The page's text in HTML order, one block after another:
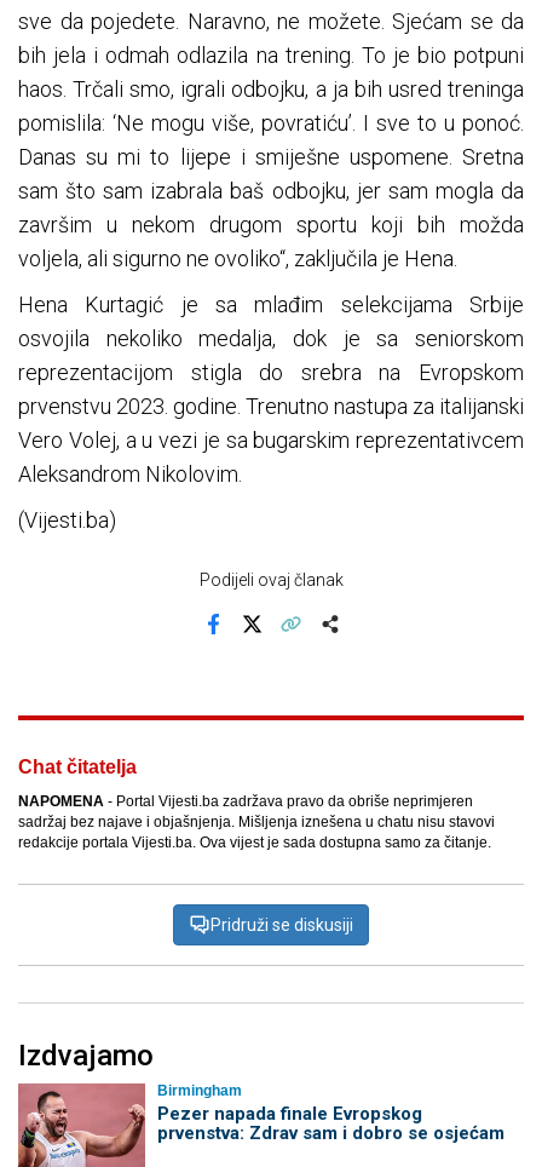
sve da pojedete. Naravno, ne možete. Sjećam se da
bih jela i odmah odlazila na trening. To je bio potpuni
haos. Trčali smo, igrali odbojku, a ja bih usred treninga
pomislila: ‘Ne mogu više, povratiću’. I sve to u ponoć.
Danas su mi to lijepe i smiješne uspomene. Sretna
sam što sam izabrala baš odbojku, jer sam mogla da
završim u nekom drugom sportu koji bih možda
voljela, ali sigurno ne ovoliko“, zaključila je Hena.
Hena Kurtagić je sa mlađim selekcijama Srbije
osvojila nekoliko medalja, dok je sa seniorskom
reprezentacijom stigla do srebra na Evropskom
prvenstvu 2023. godine. Trenutno nastupa za italijanski
Vero Volej, a u vezi je sa bugarskim reprezentativcem
Aleksandrom Nikolovim.
(Vijesti.ba)
Podijeli ovaj članak
Chat čitatelja
NAPOMENA - Portal Vijesti.ba zadržava pravo da obriše neprimjeren
sadržaj bez najave i objašnjenja. Mišljenja iznešena u chatu nisu stavovi
redakcije portala Vijesti.ba. Ova vijest je sada dostupna samo za čitanje.
Pridruži se diskusiji
Izdvajamo
Birmingham
Pezer napada finale Evropskog
prvenstva: Zdrav sam i dobro se osjećam